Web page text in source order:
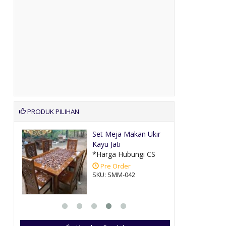
PRODUK PILIHAN
Set Meja Makan Ukir
Kayu Jati
*Harga Hubungi CS
Pre Order
SKU: SMM-042